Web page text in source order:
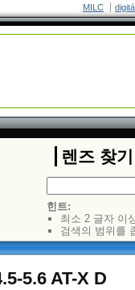
MILC
렌즈 찾기
힌트:
최소 2 글자 이
검색의 범위를
5.6 AT-X D